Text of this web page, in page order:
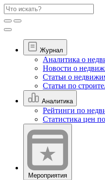
Журнал
Аналитика о
Новости о
Статьи о
Статьи по
Аналитика
Рейтинги по
Статистика цен
Мероприятия